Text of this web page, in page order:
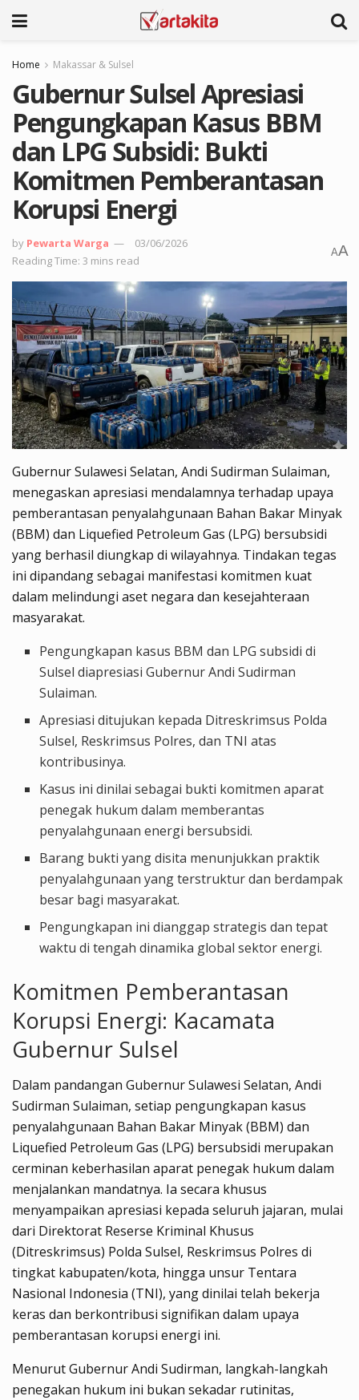
Home Makassar & Sulsel
Gubernur Sulsel Apresiasi
Pengungkapan Kasus BBM
dan LPG Subsidi: Bukti
Komitmen Pemberantasan
Korupsi Energi
by Pewarta Warga
03/06/2026
Reading Time: 3 mins read
AA
Gubernur Sulawesi Selatan, Andi Sudirman Sulaiman,
menegaskan apresiasi mendalamnya terhadap upaya
pemberantasan penyalahgunaan Bahan Bakar Minyak
(BBM) dan Liquefied Petroleum Gas (LPG) bersubsidi
yang berhasil diungkap di wilayahnya. Tindakan tegas
ini dipandang sebagai manifestasi komitmen kuat
dalam melindungi aset negara dan kesejahteraan
masyarakat.
Pengungkapan kasus BBM dan LPG subsidi di
Sulsel diapresiasi Gubernur Andi Sudirman
Sulaiman.
Apresiasi ditujukan kepada Ditreskrimsus Polda
Sulsel, Reskrimsus Polres, dan TNI atas
kontribusinya.
Kasus ini dinilai sebagai bukti komitmen aparat
penegak hukum dalam memberantas
penyalahgunaan energi bersubsidi.
Barang bukti yang disita menunjukkan praktik
penyalahgunaan yang terstruktur dan berdampak
besar bagi masyarakat.
Pengungkapan ini dianggap strategis dan tepat
waktu di tengah dinamika global sektor energi.
Komitmen Pemberantasan
Korupsi Energi: Kacamata
Gubernur Sulsel
Dalam pandangan Gubernur Sulawesi Selatan, Andi
Sudirman Sulaiman, setiap pengungkapan kasus
penyalahgunaan Bahan Bakar Minyak (BBM) dan
Liquefied Petroleum Gas (LPG) bersubsidi merupakan
cerminan keberhasilan aparat penegak hukum dalam
menjalankan mandatnya. Ia secara khusus
menyampaikan apresiasi kepada seluruh jajaran, mulai
dari Direktorat Reserse Kriminal Khusus
(Ditreskrimsus) Polda Sulsel, Reskrimsus Polres di
tingkat kabupaten/kota, hingga unsur Tentara
Nasional Indonesia (TNI), yang dinilai telah bekerja
keras dan berkontribusi signifikan dalam upaya
pemberantasan korupsi energi ini.
Menurut Gubernur Andi Sudirman, langkah-langkah
penegakan hukum ini bukan sekadar rutinitas,